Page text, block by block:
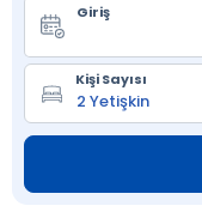
Giriş
Kişi Sayısı